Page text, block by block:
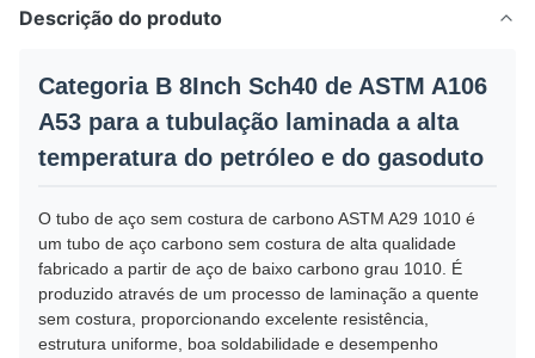
Descrição do produto
Categoria B 8Inch Sch40 de ASTM A106
A53 para a tubulação laminada a alta
temperatura do petróleo e do gasoduto
O tubo de aço sem costura de carbono ASTM A29 1010 é
um tubo de aço carbono sem costura de alta qualidade
fabricado a partir de aço de baixo carbono grau 1010. É
produzido através de um processo de laminação a quente
sem costura, proporcionando excelente resistência,
estrutura uniforme, boa soldabilidade e desempenho